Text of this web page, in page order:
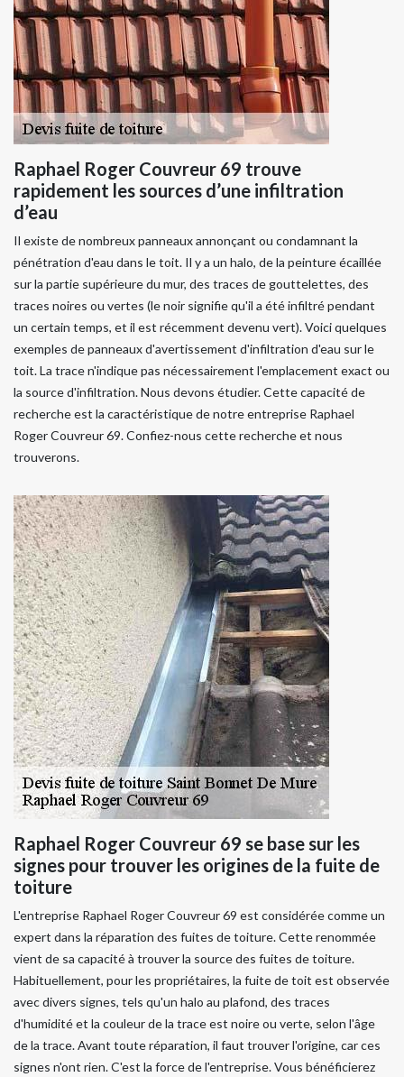
Raphael Roger Couvreur 69 trouve
rapidement les sources d’une infiltration
d’eau
Il existe de nombreux panneaux annonçant ou condamnant la
pénétration d'eau dans le toit. Il y a un halo, de la peinture écaillée
sur la partie supérieure du mur, des traces de gouttelettes, des
traces noires ou vertes (le noir signifie qu'il a été infiltré pendant
un certain temps, et il est récemment devenu vert). Voici quelques
exemples de panneaux d'avertissement d'infiltration d'eau sur le
toit. La trace n'indique pas nécessairement l'emplacement exact ou
la source d'infiltration. Nous devons étudier. Cette capacité de
recherche est la caractéristique de notre entreprise Raphael
Roger Couvreur 69. Confiez-nous cette recherche et nous
trouverons.
Raphael Roger Couvreur 69 se base sur les
signes pour trouver les origines de la fuite de
toiture
L'entreprise Raphael Roger Couvreur 69 est considérée comme un
expert dans la réparation des fuites de toiture. Cette renommée
vient de sa capacité à trouver la source des fuites de toiture.
Habituellement, pour les propriétaires, la fuite de toit est observée
avec divers signes, tels qu'un halo au plafond, des traces
d'humidité et la couleur de la trace est noire ou verte, selon l'âge
de la trace. Avant toute réparation, il faut trouver l'origine, car ces
signes n'ont rien. C'est la force de l'entreprise. Vous bénéficierez